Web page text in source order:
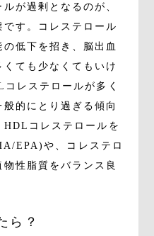
が過剰となるのが、
す。コレステロール
低下を招き、脳出血
ても少なくてもいけ
レステロールが多く
的にとり過ぎる傾向
コレステロールを
EPA)や、コレステロ
性脂質をバランス良
ら？